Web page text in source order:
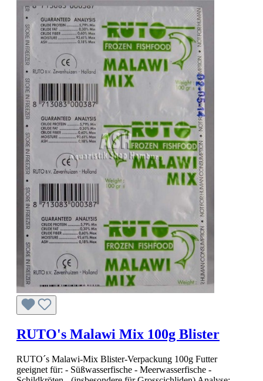
RUTO's Malawi Mix 100g Blister
RUTO´s Malawi-Mix Blister-Verpackung 100g Futter
geeignet für: - Süßwasserfische - Meerwasserfische -